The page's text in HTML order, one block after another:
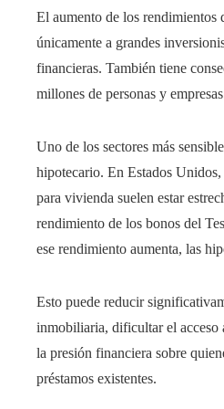
El aumento de los rendimientos
únicamente a grandes
financieras. También tiene
millones de personas y
Uno de los sectores más
hipotecario. En Estados Unidos,
para vivienda suelen estar
rendimiento de los bonos del
ese rendimiento aumenta, las
Esto puede reducir
inmobiliaria, dificultar el acceso
la presión financiera sobre
préstamos existentes.